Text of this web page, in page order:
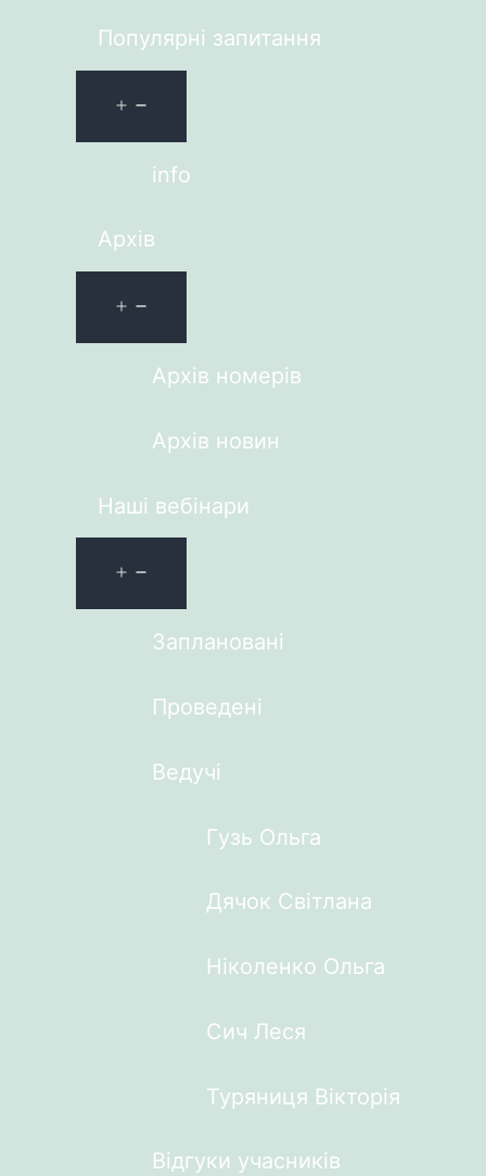
Популярні запитання
info
Архів
Архів номерів
Архів новин
Наші вебінари
Заплановані
Проведені
Ведучі
Гузь Ольга
Дячок Світлана
Ніколенко Ольга
Сич Леся
Туряниця Вікторія
Відгуки учасників